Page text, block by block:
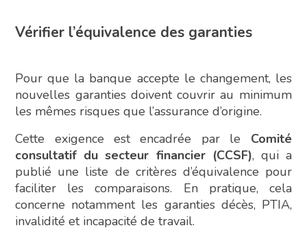
Vérifier l’équivalence des garanties
Pour que la banque accepte le changement, les
nouvelles garanties doivent couvrir au minimum
les mêmes risques que l’assurance d’origine.
Cette exigence est encadrée par le Comité
consultatif du secteur financier (CCSF), qui a
publié une liste de critères d’équivalence pour
faciliter les comparaisons. En pratique, cela
concerne notamment les garanties décès, PTIA,
invalidité et incapacité de travail.